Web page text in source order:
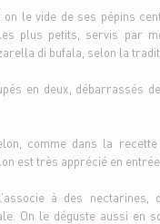
le vide de ses pépins
plus petits, servis par
di bufala, selon la
en deux, débarrassés
comme dans la
est très apprécié en entrée.
à des nectarines,
On le déguste aussi en